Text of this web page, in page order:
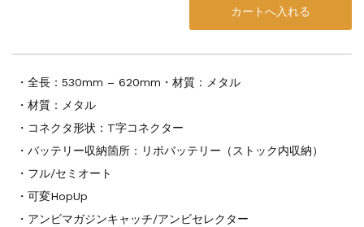
・全長：530mm – 620mm・材質：メタル
・材質：メタル
・コネクタ形状：T字コネクター
・バッテリー収納箇所：リポバッテリー（ストック内収納）
・フル/セミオート
・可変HopUp
・アンビマガジンキャッチ/アンビセレクター